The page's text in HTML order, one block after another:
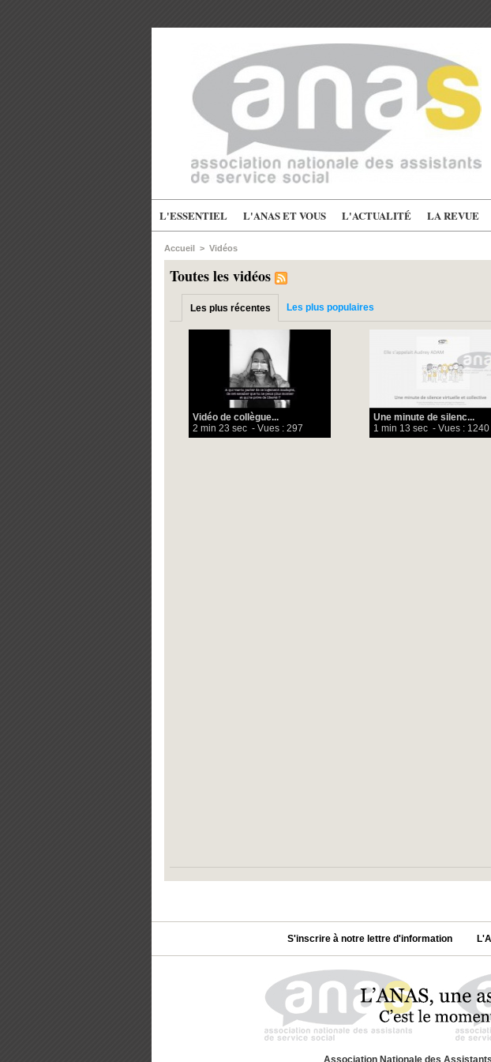
L'ESSENTIEL L'ANAS ET VOUS L'ACTUALITÉ LA REVUE
Accueil > Vidéos
Toutes les vidéos
Les plus récentes Les plus populaires
Vidéo de collègue...
2 min 23 sec - Vues : 297
Une minute de silenc...
1 min 13 sec - Vues : 1240
S'inscrire à notre lettre d'information
Association Nationale des